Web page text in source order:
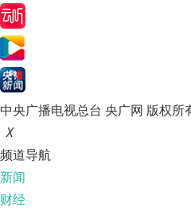
中央广播电视总台 央广网 版权所
X
频道导航
新闻
财经